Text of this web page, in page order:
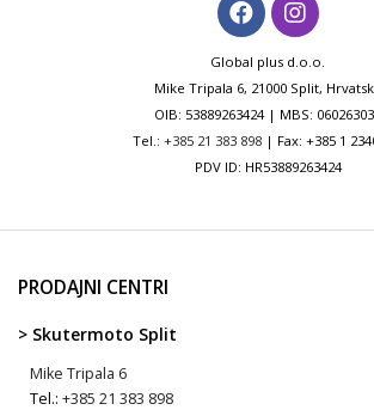
Global plus d.o.o.
Mike Tripala 6, 21000 Split,
OIB: 53889263424 | MBS:
Tel.: +385 21 383 898| Fax: +385 1
PDV ID: HR53889263424
PRODAJNI CENTRI
> Skutermoto Split
Mike Tripala 6
Tel.: +385 21 383 898